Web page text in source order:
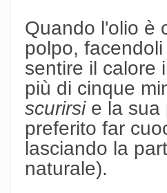
Quando l'olio è
polpo,
sentire il calore
più di cinque
scurirsie la sua
preferito far
lasciando la
naturale).